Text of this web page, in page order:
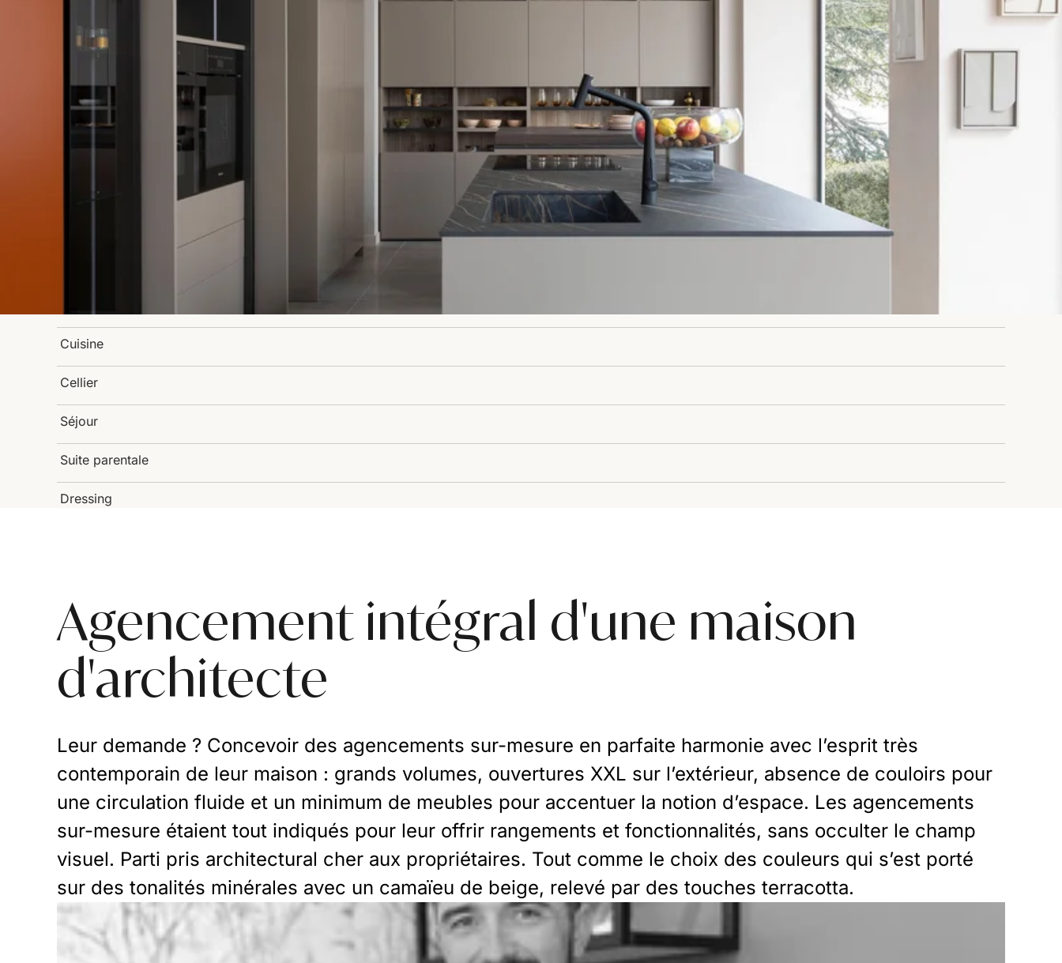
Cuisine
Cellier
Séjour
Suite parentale
Dressing
Agencement intégral d'une maison
d'architecte
Leur demande ? Concevoir des agencements sur-mesure en parfaite harmonie avec l’esprit très
contemporain de leur maison : grands volumes, ouvertures XXL sur l’extérieur, absence de couloirs pour
une circulation fluide et un minimum de meubles pour accentuer la notion d’espace. Les agencements
sur-mesure étaient tout indiqués pour leur offrir rangements et fonctionnalités, sans occulter le champ
visuel. Parti pris architectural cher aux propriétaires. Tout comme le choix des couleurs qui s’est porté
sur des tonalités minérales avec un camaïeu de beige, relevé par des touches terracotta.